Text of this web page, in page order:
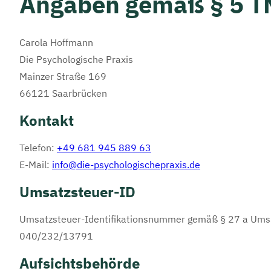
Carola Hoffmann
Die Psychologische Praxis
Mainzer Straße 169
66121 Saarbrücken
Kontakt
Telefon: +49 681 945 889 63
E-Mail: info@die-psychologischepraxis.de
Umsatzsteuer-ID
Umsatzsteuer-Identifikationsnummer gemäß § 27 a
040/232/13791
Aufsichtsbehörde